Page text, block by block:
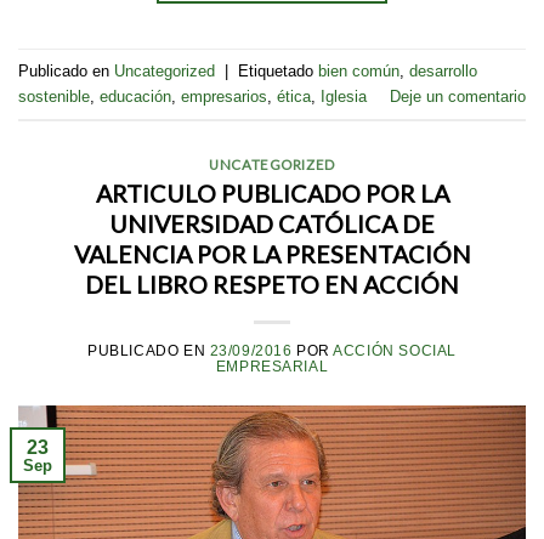
Publicado en Uncategorized Etiquetado bien común desarrollo
sostenible educación empresarios ética Iglesia Deje un comentario
UNCATEGORIZED
ARTICULO PUBLICADO POR LA
UNIVERSIDAD CATÓLICA DE
VALENCIA POR LA PRESENTACIÓN
DEL LIBRO RESPETO EN ACCIÓN
PUBLICADO EN 23/09/2016 PORACCIÓN SOCIAL
EMPRESARIAL
23
Sep